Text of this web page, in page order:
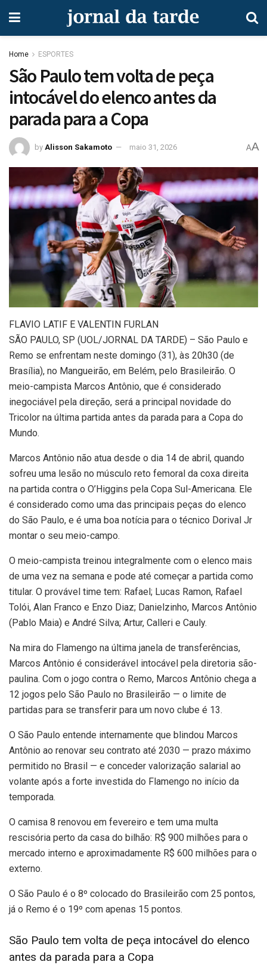
Home ESPORTES
São Paulo tem volta de peça
intocável do elenco antes da
parada para a Copa
by Alisson Sakamoto maio 31, 2026 AA
FLAVIO LATIF E VALENTIN FURLAN
SÃO PAULO, SP (UOL/JORNAL DA TARDE) – São Paulo e
Remo se enfrentam neste domingo (31), às 20h30 (de
Brasília), no Mangueirão, em Belém, pelo Brasileirão. O
meio-campista Marcos Antônio, que é considerado
inegociável pela direção, será a principal novidade do
Tricolor na última partida antes da parada para a Copa do
Mundo.
Marcos Antônio não atua desde o dia 14 de abril, quando
sofreu uma lesão no músculo reto femoral da coxa direita
na partida contra o O’Higgins pela Copa Sul-Americana. Ele
é considerado como uma das principais peças do elenco
do São Paulo, e é uma boa notícia para o técnico Dorival Jr
montar o seu meio-campo.
O meio-campista treinou integralmente com o elenco mais
de uma vez na semana e pode até começar a partida como
titular. O provável time tem: Rafael; Lucas Ramon, Rafael
Tolói, Alan Franco e Enzo Diaz; Danielzinho, Marcos Antônio
(Pablo Maia) e André Silva; Artur, Calleri e Cauly.
Na mira do Flamengo na última janela de transferências,
Marcos Antônio é considerável intocável pela diretoria são-
paulina. Com o jogo contra o Remo, Marcos Antônio chega a
12 jogos pelo São Paulo no Brasileirão — o limite de
partidas para se transferir para um novo clube é 13.
O São Paulo entende internamente que blindou Marcos
Antônio ao renovar seu contrato até 2030 — prazo máximo
permitido no Brasil — e conceder valorização salarial ao
volante após a forte investida do Flamengo no início da
temporada.
O camisa 8 renovou em fevereiro e tem uma multa
rescisória perto da casa do bilhão: R$ 900 milhões para o
mercado interno e aproximadamente R$ 600 milhões para o
externo.
O São Paulo é o 8º colocado do Brasileirão com 25 pontos,
já o Remo é o 19º com apenas 15 pontos.
São Paulo tem volta de peça intocável do elenco
antes da parada para a Copa